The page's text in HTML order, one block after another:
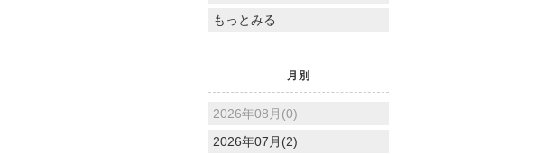
もっとみる
月別
2026年08月(0)
2026年07月(2)